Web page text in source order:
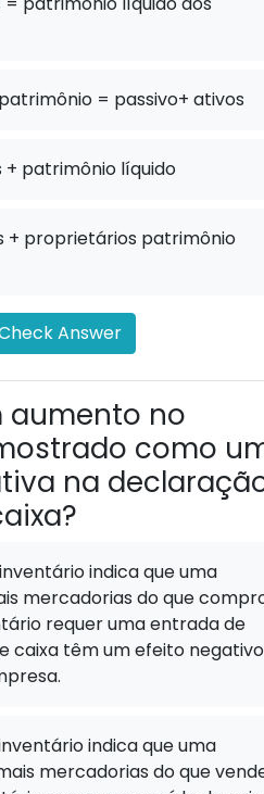
= passivo+ ativos
+ patrimônio líquido
+ proprietários patrimônio
Answer
aumento no
como
na
indica que uma
mercadorias do que
requer uma entrada de
caixa têm um efeito
indica que uma
mercadorias do que